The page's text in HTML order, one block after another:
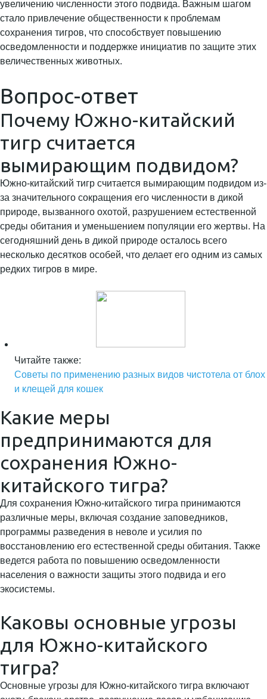
увеличению численности этого подвида. Важным шагом
стало привлечение общественности к проблемам
сохранения тигров, что способствует повышению
осведомленности и поддержке инициатив по защите этих
величественных животных.
Вопрос-ответ
Почему Южно-китайский
тигр считается
вымирающим подвидом?
Южно-китайский тигр считается вымирающим подвидом из-
за значительного сокращения его численности в дикой
природе, вызванного охотой, разрушением естественной
среды обитания и уменьшением популяции его жертвы. На
сегодняшний день в дикой природе осталось всего
несколько десятков особей, что делает его одним из самых
редких тигров в мире.
Читайте также:
Советы по применению разных видов чистотела от блох
и клещей для кошек
Какие меры
предпринимаются для
сохранения Южно-
китайского тигра?
Для сохранения Южно-китайского тигра принимаются
различные меры, включая создание заповедников,
программы разведения в неволе и усилия по
восстановлению его естественной среды обитания. Также
ведется работа по повышению осведомленности
населения о важности защиты этого подвида и его
экосистемы.
Каковы основные угрозы
для Южно-китайского
тигра?
Основные угрозы для Южно-китайского тигра включают